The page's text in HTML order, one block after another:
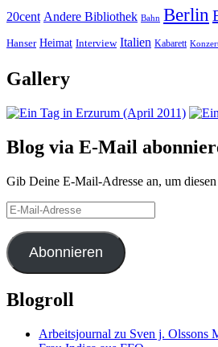
20cent Andere Bibliothek Bahn Berlin
Hanser Heimat Interview Italien Kabarett
Gallery
Blog via E-Mail
Gib Deine E-Mail-Adresse an, um
E-
Mail-
Adresse
Abonnieren
Blogroll
Arbeitsjournal zu Sven j. Olssons